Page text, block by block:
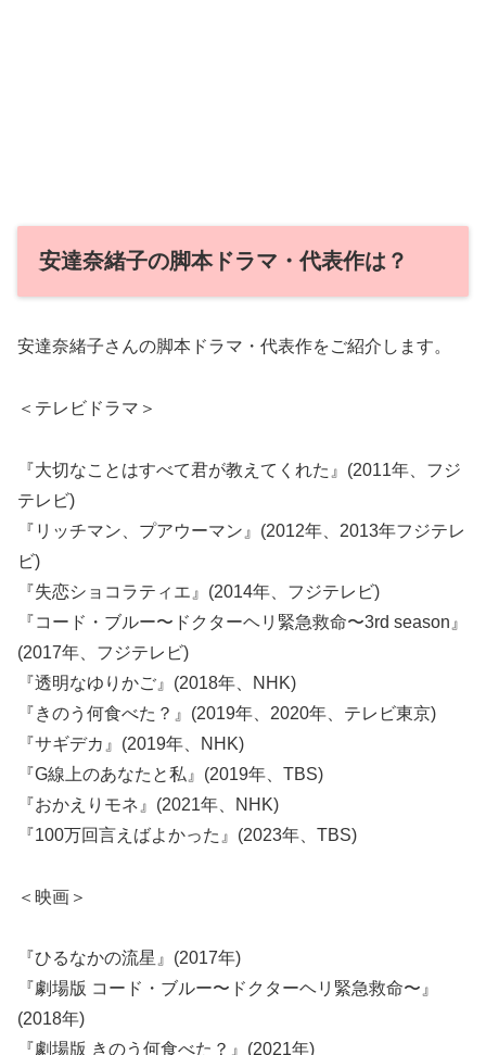
安達奈緒子の脚本ドラマ・代表作は？
安達奈緒子さんの脚本ドラマ・代表作をご紹介します。
＜テレビドラマ＞
『大切なことはすべて君が教えてくれた』(2011年、フジ
テレビ)
『リッチマン、プアウーマン』(2012年、2013年フジテレ
ビ)
『失恋ショコラティエ』(2014年、フジテレビ)
『コード・ブルー〜ドクターヘリ緊急救命〜3rd season』
(2017年、フジテレビ)
『透明なゆりかご』(2018年、NHK)
『きのう何食べた？』(2019年、2020年、テレビ東京)
『サギデカ』(2019年、NHK)
『G線上のあなたと私』(2019年、TBS)
『おかえりモネ』(2021年、NHK)
『100万回言えばよかった』(2023年、TBS)
＜映画＞
『ひるなかの流星』(2017年)
『劇場版 コード・ブルー〜ドクターヘリ緊急救命〜』
(2018年)
『劇場版 きのう何食べた？』(2021年)